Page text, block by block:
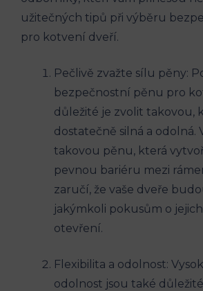
užitečných tipů při výběru
pro kotvení dveří.
Pečlivě zvažte sílu pěny:
bezpečnostní pěnu pro
důležité je zvolit takovou,
dostatečně silná a odolná.
takovou pěnu, která
pevnou bariéru mezi
zaručí, že vaše dveře
jakýmkoli pokusům o
otevření.
Flexibilita a odolnost:
odolnost jsou také